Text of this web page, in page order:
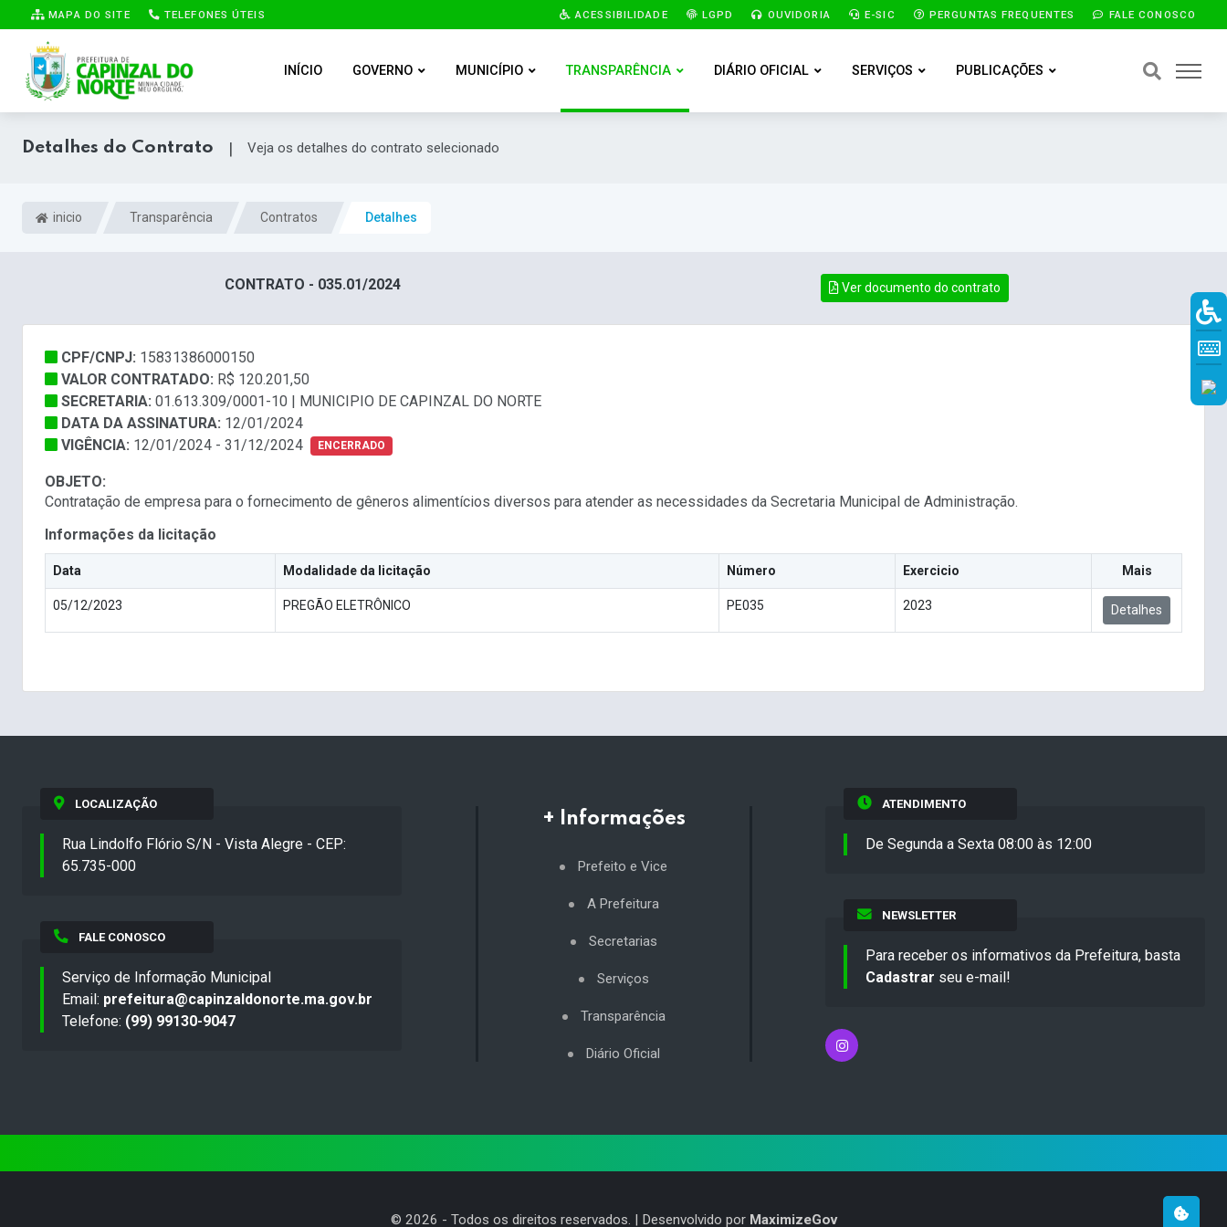
MAPA DO SITE TELEFONES ÚTEIS ACESSIBILIDADE LGPD OUVIDORIA E-SIC PERGUNTAS FREQUENTES FALE CONOSCO
INÍCIO GOVERNO MUNICÍPIO TRANSPARÊNCIA DIÁRIO OFICIAL SERVIÇOS PUBLICAÇÕES
Detalhes do Contrato | Veja os detalhes do contrato selecionado
inicio Transparência Contratos Detalhes
CONTRATO - 035.01/2024 Ver documento do contrato
CPF/CNPJ: 15831386000150
VALOR CONTRATADO: R$ 120.201,50
SECRETARIA: 01.613.309/0001-10 | MUNICIPIO DE CAPINZAL DO NORTE
DATA DA ASSINATURA: 12/01/2024
VIGÊNCIA: 12/01/2024 - 31/12/2024 ENCERRADO
OBJETO:
Contratação de empresa para o fornecimento de gêneros alimentícios diversos para atender as necessidades da Secretaria Municipal de Administração.
Informações da licitação
Data Modalidade da licitação Número Exercicio Mais
05/12/2023 PREGÃO ELETRÔNICO PE035 2023 Detalhes
LOCALIZAÇÃO
Rua Lindolfo Flório S/N - Vista Alegre - CEP:
65.735-000
FALE CONOSCO
Serviço de Informação Municipal
Email: prefeitura@capinzaldonorte.ma.gov.br
Telefone: (99) 99130-9047
+ Informações
Prefeito e Vice
A Prefeitura
Secretarias
Serviços
Transparência
Diário Oficial
ATENDIMENTO
De Segunda a Sexta 08:00 às 12:00
NEWSLETTER
Para receber os informativos da Prefeitura, basta
Cadastrar seu e-mail!
© 2026 - Todos os direitos reservados. | Desenvolvido por MaximizeGov